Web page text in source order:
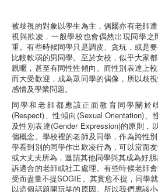
被歧視的對象以學生為主，偶爾亦有老師
視與欺凌，一般學校也會偶然出現同學
重。有些時候同學只是調皮、貪玩，或是
比較軟弱的男同學。至於女校，似乎大家
親暱，甚至有同性性傾向。而性別表達上
而大受歡迎，成為眾同學的偶像，所以歧
感情及學業問題。
同學和老師都應該正面教育同學關於
(Respect)、性傾向(Sexual Orientation)、
及性別表達(Gender Expression)的原則，
個概念。學校裡的老師及同學，作為跨性
學看到別的同學作出欺凌行為，可以當面
或大丈夫所為，邀請其他同學與其成為好
訴適合的老師或社工處理。有些時候老師
受而盡量不提SOGIE。其實愈不提，同學
以這個話題開玩笑的原因。所以我們應該